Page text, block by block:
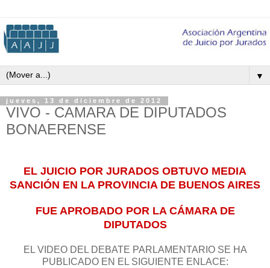
▼
jueves, 13 de diciembre de 2012
VIVO - CAMARA DE DIPUTADOS
BONAERENSE
EL JUICIO POR JURADOS OBTUVO MEDIA
SANCIÓN EN LA PROVINCIA DE BUENOS AIRES
FUE APROBADOPOR LA CÁMARADE
DIPUTADOS
EL VIDEO DEL DEBATE PARLAMENTARIO SE HA
PUBLICADO EN EL SIGUIENTE ENLACE: